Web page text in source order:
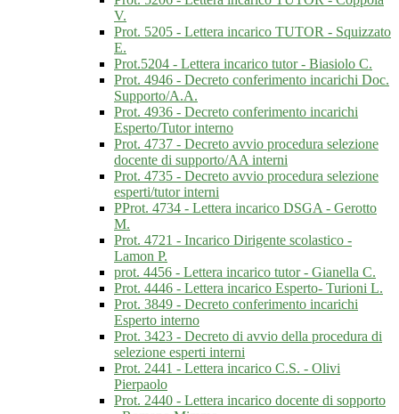
V.
Prot. 5205 - Lettera incarico TUTOR - Squizzato
E.
Prot.5204 - Lettera incarico tutor - Biasiolo C.
Prot. 4946 - Decreto conferimento incarichi Doc.
Supporto/A.A.
Prot. 4936 - Decreto conferimento incarichi
Esperto/Tutor interno
Prot. 4737 - Decreto avvio procedura selezione
docente di supporto/AA interni
Prot. 4735 - Decreto avvio procedura selezione
esperti/tutor interni
PProt. 4734 - Lettera incarico DSGA - Gerotto
M.
Prot. 4721 - Incarico Dirigente scolastico -
Lamon P.
prot. 4456 - Lettera incarico tutor - Gianella C.
Prot. 4446 - Lettera incarico Esperto- Turioni L.
Prot. 3849 - Decreto conferimento incarichi
Esperto interno
Prot. 3423 - Decreto di avvio della procedura di
selezione esperti interni
Prot. 2441 - Lettera incarico C.S. - Olivi
Pierpaolo
Prot. 2440 - Lettera incarico docente di sopporto